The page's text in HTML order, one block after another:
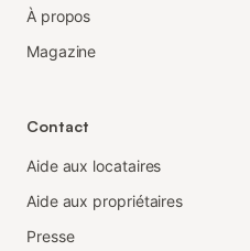
À propos
Magazine
Contact
Aide aux locataires
Aide aux propriétaires
Presse